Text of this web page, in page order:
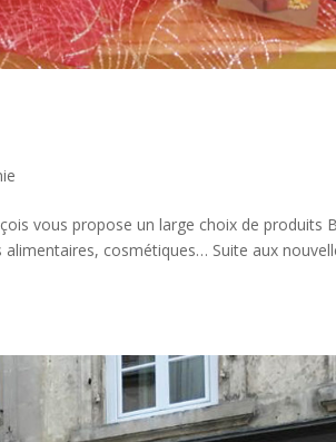
vous propose un large choix de produits
cosmétiques… Suite aux